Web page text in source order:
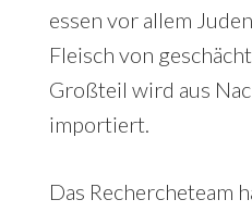
essen vor allem
Fleisch von
Großteil wird aus
importiert.
Das Rechercheteam